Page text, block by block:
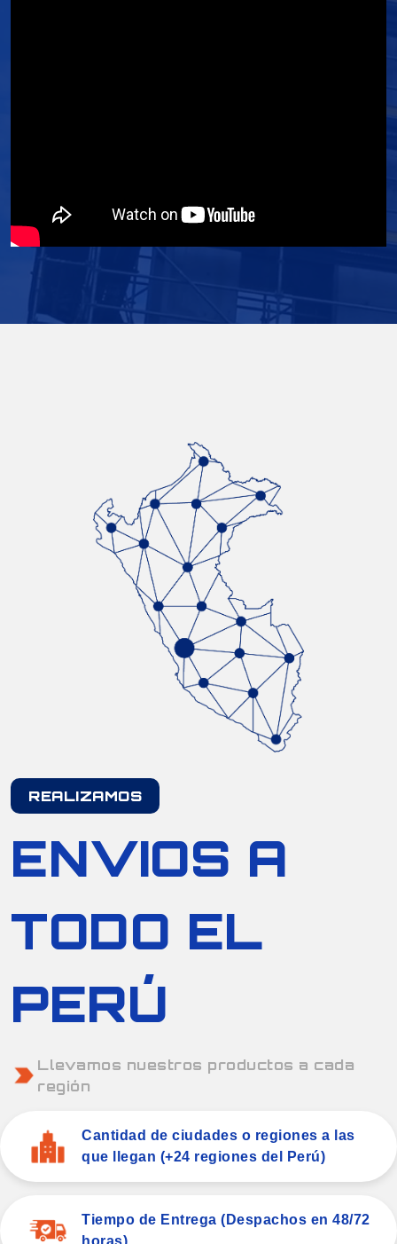
REALIZAMOS
ENVIOS A
TODO EL
PERÚ
Llevamos nuestros productos a cada
región
Cantidad de ciudades o regiones a las
que llegan (+24 regiones del Perú)
Tiempo de Entrega (Despachos en 48/72